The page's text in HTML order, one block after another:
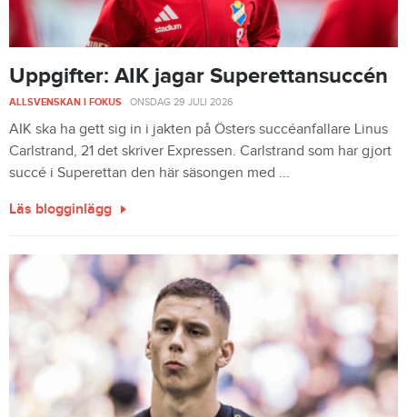
Uppgifter: AIK jagar Superettansuccén
ALLSVENSKAN I FOKUS ONSDAG 29 JULI 2026
AIK ska ha gett sig in i jakten på Östers succéanfallare Linus
Carlstrand, 21 det skriver Expressen. Carlstrand som har gjort
succé i Superettan den här säsongen med ...
Läs blogginlägg